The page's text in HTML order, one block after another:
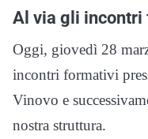
Al via gli
Oggi, giovedì 28
incontri formativi
Vinovo e
nostra struttura.